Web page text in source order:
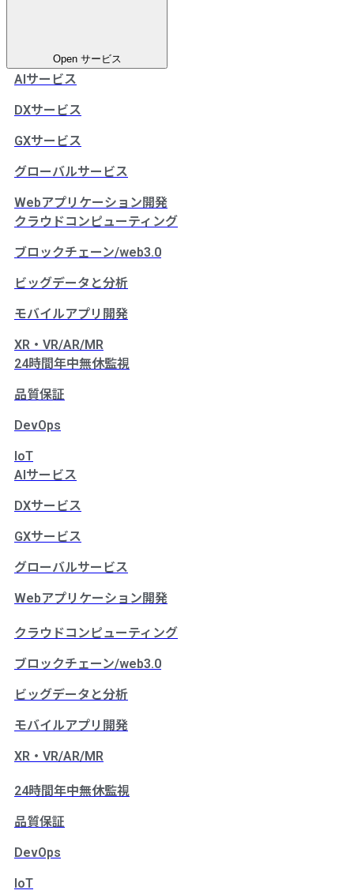
Open サービス
AIサービス
DXサービス
GXサービス
グローバルサービス
Webアプリケーション開発
クラウドコンピューティング
ブロックチェーン/web3.0
ビッグデータと分析
モバイルアプリ開発
XR・VR/AR/MR
24時間年中無休監視
品質保証
DevOps
IoT
AIサービス
DXサービス
GXサービス
グローバルサービス
Webアプリケーション開発
クラウドコンピューティング
ブロックチェーン/web3.0
ビッグデータと分析
モバイルアプリ開発
XR・VR/AR/MR
24時間年中無休監視
品質保証
DevOps
IoT